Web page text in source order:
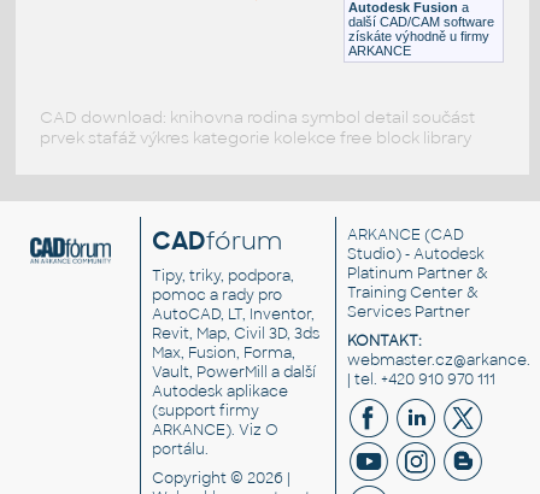
Autodesk Fusion a
další CAD/CAM software
získáte výhodně u firmy
ARKANCE
CAD download: knihovna rodina symbol detail součást
prvek stafáž výkres kategorie kolekce free block library
CADfórum
Tipy, triky, podpora,
pomoc a rady pro
AutoCAD, LT, Inventor,
Revit, Map, Civil 3D, 3ds
Max, Fusion, Forma,
Vault, PowerMill a další
Autodesk aplikace
(support firmy
ARKANCE). VizO
portálu.
Copyright © 2026 |
ARKANCE (CAD
Studio) - Autodesk
Platinum Partner &
Training Center &
Services Partner
KONTAKT:
| tel. +420 910 970 111